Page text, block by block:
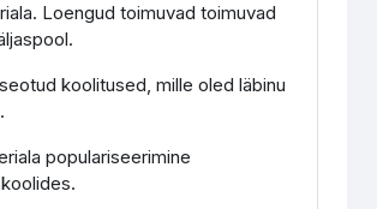
Loengud toimuvad toimuvad
koolitused, mille oled läbinu
populariseerimine